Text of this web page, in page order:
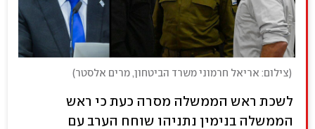
(צילום: אריאל חרמוני משרד הביטחון, מרים אלסטר)
לשכת ראש הממשלה מסרה כעת כי ראש
הממשלה בנימין נתניהו שוחח הערב עם